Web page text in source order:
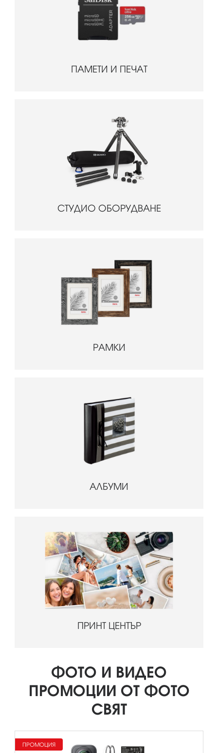
ПАМЕТИ И ПЕЧАТ
СТУДИО ОБОРУДВАНЕ
РАМКИ
АЛБУМИ
ПРИНТ ЦЕНТЪР
ФОТО И ВИДЕО
ПРОМОЦИИ ОТ ФОТО
СВЯТ
ПРОМОЦИЯ